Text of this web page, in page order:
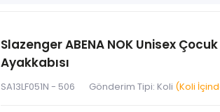
Slazenger ABENA NOK Unisex
Ayakkabısı
SA13LF051N - 506 Gönderim Tipi: Koli (Koli